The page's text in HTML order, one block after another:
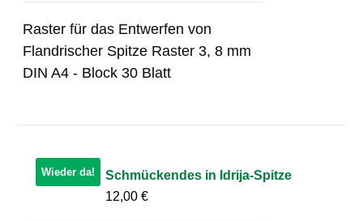
Raster für das Entwerfen von
Flandrischer Spitze Raster 3, 8 mm
DIN A4 - Block 30 Blatt
Wieder da!
Schmückendes in Idrija-Spitze
12,00€